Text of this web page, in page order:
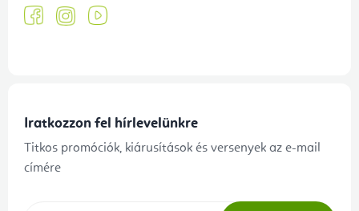
Iratkozzon fel hírlevelünkre
Titkos promóciók, kiárusítások és versenyek az e-mail
címére